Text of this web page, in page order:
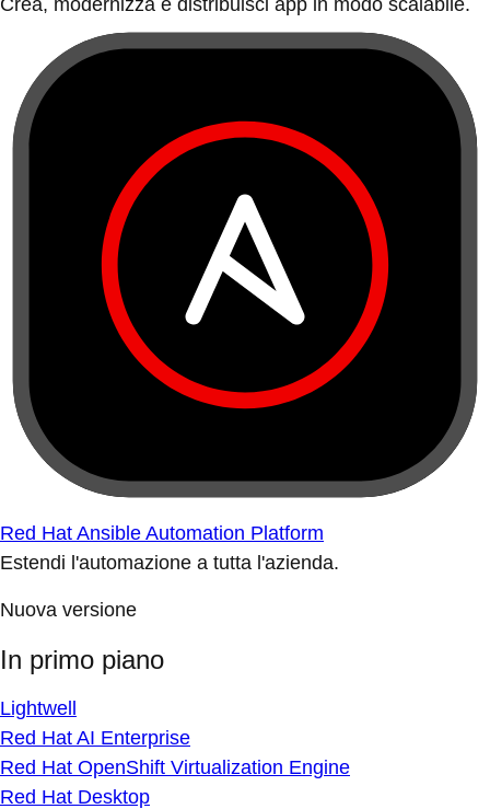
Crea, modernizza e distribuisci app in modo scalabile.
Red Hat Ansible Automation Platform
Estendi l'automazione a tutta l'azienda.
Nuova versione
In primo piano
Lightwell
Red Hat AI Enterprise
Red Hat OpenShift Virtualization Engine
Red Hat Desktop